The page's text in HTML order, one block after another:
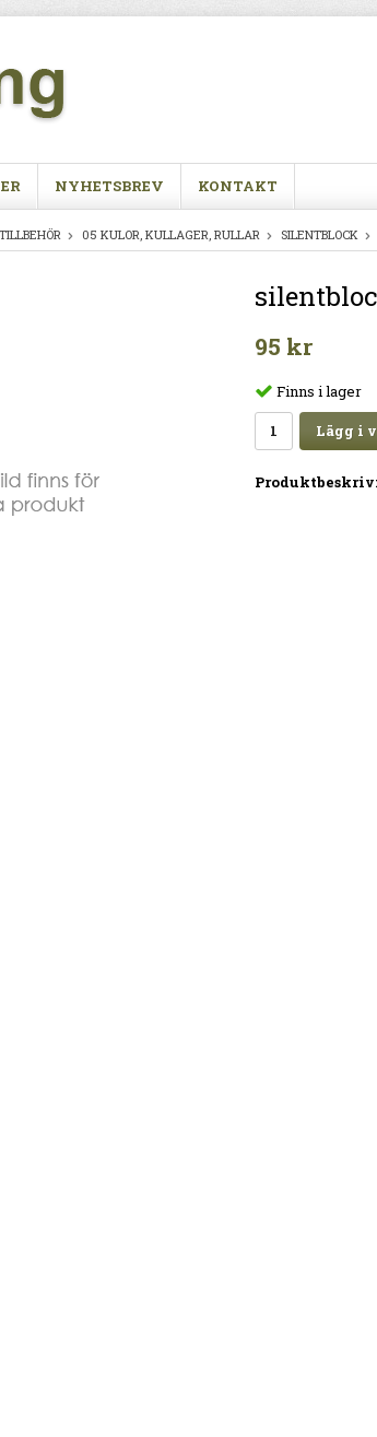
NYHETSBREV KONTAKT
05 KULOR, KULLAGER, RULLAR SILENTBLOCK
95 kr
Finns i lager
Lägg i